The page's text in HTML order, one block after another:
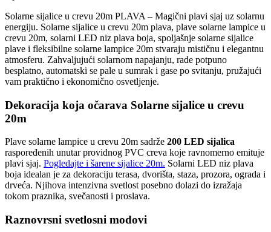
Solarne sijalice u crevu 20m PLAVA – Magični plavi sjaj uz solarnu
energiju. Solarne sijalice u crevu 20m plava, plave solarne lampice u
crevu 20m, solarni LED niz plava boja, spoljašnje solarne sijalice
plave i fleksibilne solarne lampice 20m stvaraju mističnu i elegantnu
atmosferu. Zahvaljujući solarnom napajanju, rade potpuno
besplatno, automatski se pale u sumrak i gase po svitanju, pružajući
vam praktično i ekonomično osvetljenje.
Dekoracija koja očarava Solarne sijalice u crevu
20m
Plave solarne lampice u crevu 20m sadrže 200 LED sijalica
raspoređenih unutar providnog PVC creva koje ravnomerno emituje
plavi sjaj. Pogledajte i šarene sijalice 20m. Solarni LED niz plava
boja idealan je za dekoraciju terasa, dvorišta, staza, prozora, ograda i
drveća. Njihova intenzivna svetlost posebno dolazi do izražaja
tokom praznika, svečanosti i proslava.
Raznovrsni svetlosni modovi